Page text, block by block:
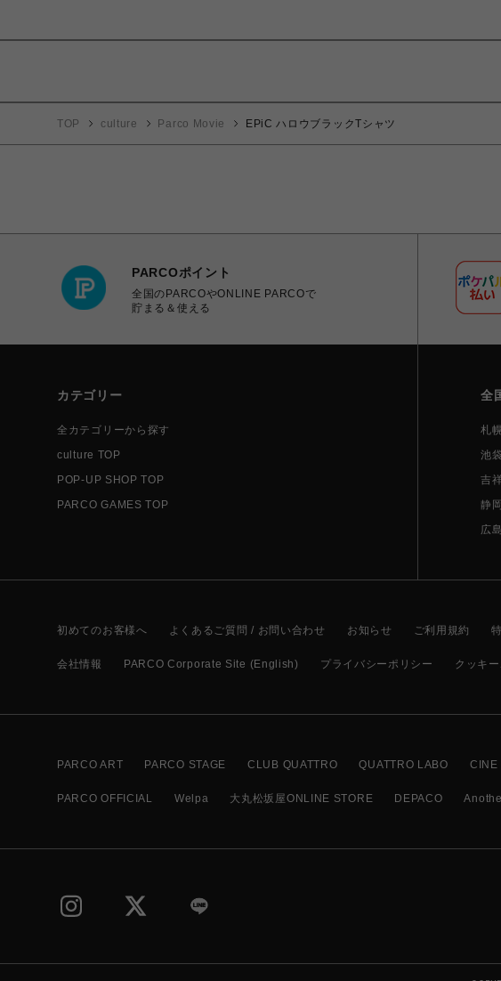
TOP culture Parco Movie EPiC ハロウブラックTシャツ
PARCOポイント
全国のPARCOやONLINE PARCOで
貯まる＆使える
カテゴリー
全カテゴリーから探す
culture TOP
POP-UP SHOP TOP
PARCO GAMES TOP
全
札
池
吉
静
広
初めてのお客様へ よくあるご質問 / お問い合わせ お知らせ ご利用規約
会社情報 PARCO Corporate Site (English) プライバシーポリシー クッキ
PARCO ART PARCO STAGE CLUB QUATTRO QUATTRO LABO CINE
PARCO OFFICIAL Welpa 大丸松坂屋ONLINE STORE DEPACO